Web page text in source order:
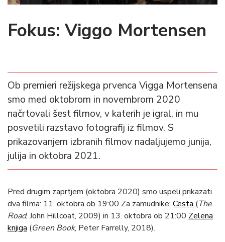
Fokus: Viggo Mortensen
Ob premieri režijskega prvenca Vigga Mortensena
smo med oktobrom in novembrom 2020
načrtovali šest filmov, v katerih je igral, in mu
posvetili razstavo fotografij iz filmov. S
prikazovanjem izbranih filmov nadaljujemo junija,
julija in oktobra 2021.
Pred drugim zaprtjem (oktobra 2020) smo uspeli prikazati
dva filma: 11. oktobra ob 19:00 Za zamudnike: Cesta (The
Road, John Hillcoat, 2009) in 13. oktobra ob 21:00 Zelena
knjiga (Green Book, Peter Farrelly, 2018).